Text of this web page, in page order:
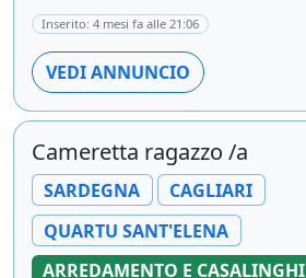
Inserito: 4 mesi fa alle 21:06
VEDI ANNUNCIO
Cameretta ragazzo /a
SARDEGNA
CAGLIARI
QUARTU SANT'ELENA
ARREDAMENTO E CASALINGHI